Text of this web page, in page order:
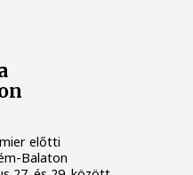
előtti
Balaton